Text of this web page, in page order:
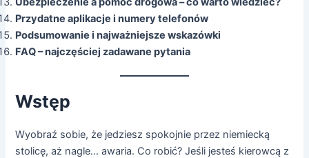
Przydatne aplikacje i numery telefonów
Podsumowanie i najważniejsze wskazówki
FAQ – najczęściej zadawane pytania
Wstęp
Wyobraź sobie, że jedziesz spokojnie przez niemiecką
stolicę, aż nagle… awaria. Co robić? Jeśli jesteś kierowcą z